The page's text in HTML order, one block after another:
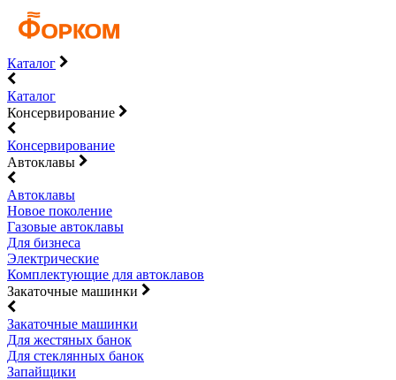
Каталог
Каталог
Консервирование
Консервирование
Автоклавы
Автоклавы
Новое поколение
Газовые автоклавы
Для бизнеса
Электрические
Комплектующие для автоклавов
Закаточные машинки
Закаточные машинки
Для жестяных банок
Для стеклянных банок
Запайщики